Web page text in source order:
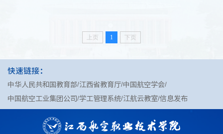
上页 1 下页
快速链接：
中华人民共和国教育部 江西省教育厅 中国航空学会
中国航空工业集团公司 学工管理系统 江航云教室信息发布